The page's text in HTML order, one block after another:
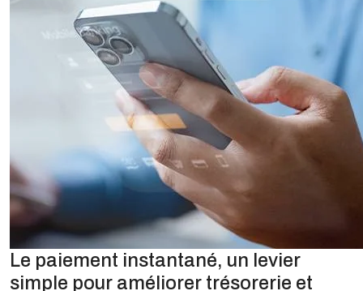
Le paiement instantané, un levier
simple pour améliorer trésorerie et
satisfaction client